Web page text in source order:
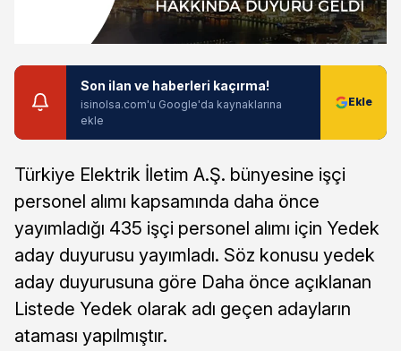
Son ilan ve haberleri kaçırma!
isinolsa.com'u Google'da kaynaklarına
ekle
Türkiye Elektrik İletim A.Ş. bünyesine işçi
personel alımı kapsamında daha önce
yayımladığı 435 işçi personel alımı için Yedek
aday duyurusu yayımladı. Söz konusu yedek
aday duyurusuna göre Daha önce açıklanan
Listede Yedek olarak adı geçen adayların
ataması yapılmıştır.